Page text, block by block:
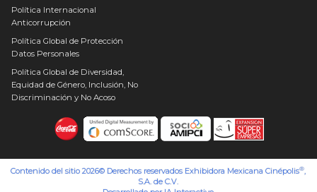
Política Internacional
Anticorrupción
Política Global de Protección
Datos Personales
Política Global de Diversidad,
Equidad de Género, Inclusión, No
Discriminación y No Acoso
Contenido del sitio 2026© Derechos reservados Exhibidora Mexicana Cinépolis®
S.A. de C.V.